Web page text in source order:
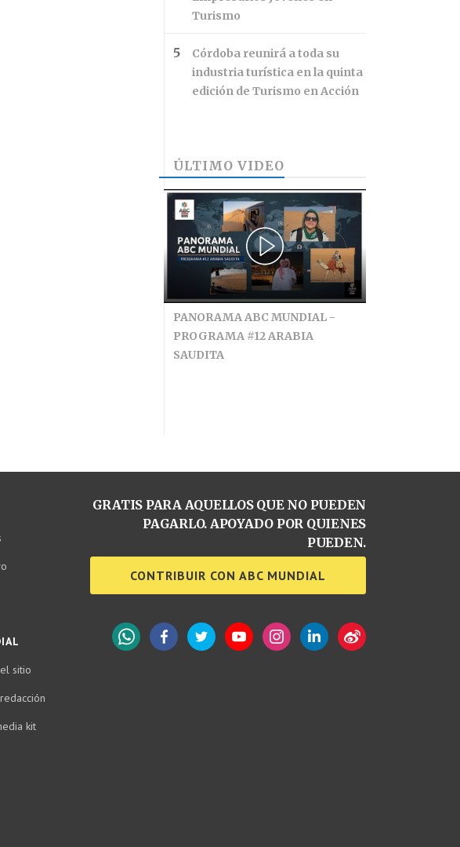
Turismo
Córdoba reunirá a toda su
industria turística en la quinta
edición de Turismo en Acción
ÚLTIMO VIDEO
PANORAMA ABC MUNDIAL -
PROGRAMA #12 ARABIA
SAUDITA
sitio
kit
GRATIS PARA AQUELLOS QUE NO PUEDEN
PAGARLO. APOYADO POR QUIENES
PUEDEN.
CONTRIBUIR CON ABC MUNDIAL